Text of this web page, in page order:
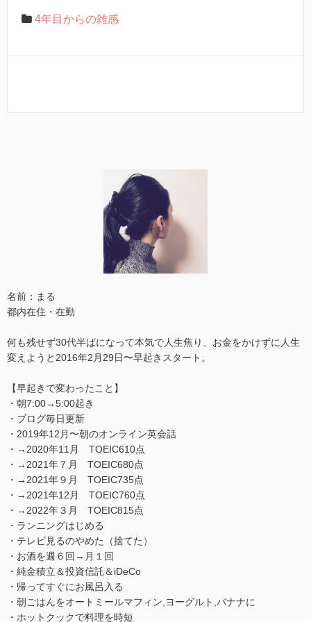
4年目からの雑感
名前：まる
都内在住・在勤
何も残せず30代半ばになって本気で人生焦り、お金をかけずに人生
変えようと2016年2月29日〜早起きスタート。
【早起きで変わったこと】
・朝7:00→5:00起き
・ブログ毎日更新
・2019年12月〜朝のオンライン英会話
・→2020年11月 TOEIC610点
・→2021年７月 TOEIC680点
・→2021年９月 TOEIC735点
・→2021年12月 TOEIC760点
・→2022年３月 TOEIC815点
・ランニングはじめる
・テレビ見るのやめた（捨てた）
・お酒を週６回→月１回
・純金積立＆投資信託＆iDeCo
・帰ってすぐにお風呂入る
・朝ごはんをオートミールマフィン,ヨーグルト,バナナに
・ホットクックで料理を時短